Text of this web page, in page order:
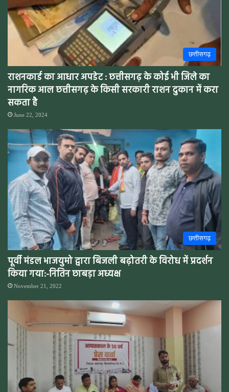
छत्तीसगढ़
राशनकार्ड का आधार अपडेट : छत्तीसगढ़ के कोई भी जिले का
नागरिक आल छत्तीसगढ़ के किसी सरकारी राशन दुकान में करा
सकता है
June 22, 2024
छत्तीसगढ़
पूर्वी मंडल भाजयुमो द्वारा बिजली बढ़ोतरी के विरोध में प्रदर्शन
किया गया:-नितिन छाबड़ा अध्यक्ष
November 21, 2022